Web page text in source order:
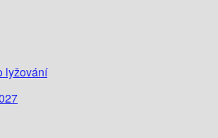
lyžování